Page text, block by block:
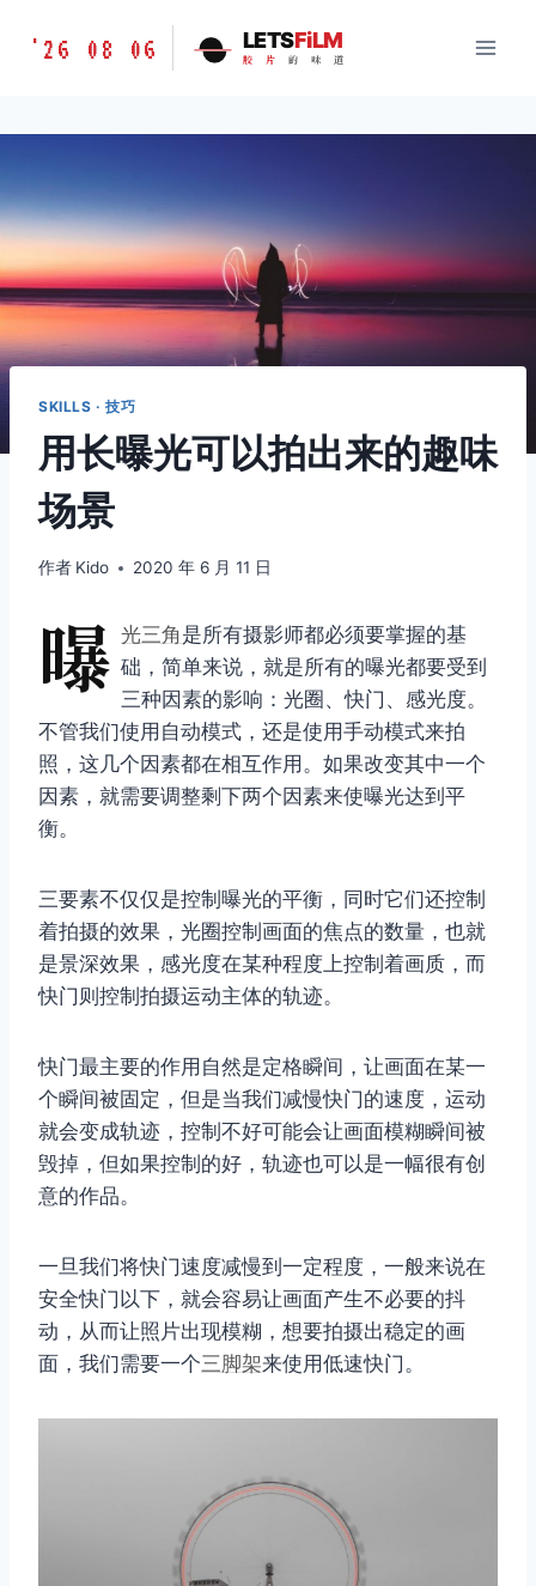
胶
味
LETSFILM
'26 08 06 LETSFiLM
胶 片 的 味 道
SKILLS · 技巧
用长曝光可以拍出来的趣味
场景
作者 Kido 2020 年 6 月 11 日
曝 光三角是所有摄影师都必须要掌握的基
础，简单来说，就是所有的曝光都要受到
三种因素的影响：光圈、快门、感光度。
不管我们使用自动模式，还是使用手动模式来拍
照，这几个因素都在相互作用。如果改变其中一个
因素，就需要调整剩下两个因素来使曝光达到平
衡。
三要素不仅仅是控制曝光的平衡，同时它们还控制
着拍摄的效果，光圈控制画面的焦点的数量，也就
是景深效果，感光度在某种程度上控制着画质，而
快门则控制拍摄运动主体的轨迹。
快门最主要的作用自然是定格瞬间，让画面在某一
个瞬间被固定，但是当我们减慢快门的速度，运动
就会变成轨迹，控制不好可能会让画面模糊瞬间被
毁掉，但如果控制的好，轨迹也可以是一幅很有创
意的作品。
一旦我们将快门速度减慢到一定程度，一般来说在
安全快门以下，就会容易让画面产生不必要的抖
动，从而让照片出现模糊，想要拍摄出稳定的画
面，我们需要一个三脚架来使用低速快门。